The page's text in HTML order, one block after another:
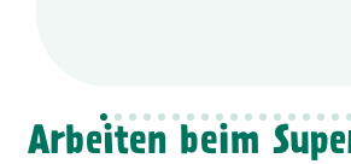
Arbeiten beim